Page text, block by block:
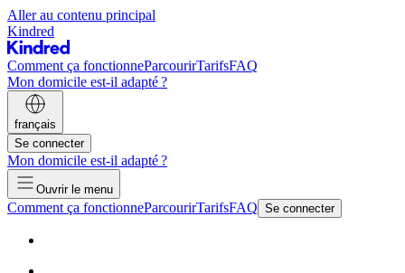
Aller au contenu principal
Kindred
Comment ça fonctionneParcourirTarifsFAQ
Mon domicile est-il adapté ?
français
Se connecter
Mon domicile est-il adapté ?
Ouvrir le menu
Comment ça fonctionneParcourirTarifsFAQ Se connecter